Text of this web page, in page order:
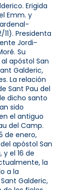
Erigida
Emm. y
Presidenta
Jordi-
Su
apóstol San
Galderic,
La relación
Sant Pau del
dicho santo
sido
el antiguo
del Camp.
de enero,
apóstol San
el 16 de
la
a la
Galderic,